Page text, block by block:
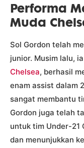
Performa
Muda
Sol Gordon telah
junior. Musim lalu,
Chelsea, berhasil
enam assist dalam
sangat membantu
Gordon juga telah
untuk tim Under-21
dan menunjukkan